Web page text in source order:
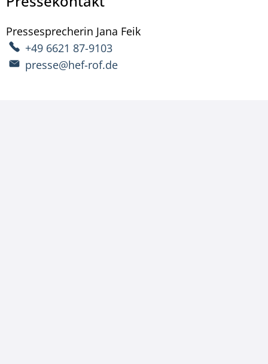
Pressesprecherin Jana Feik
+49 6621 87-9103
presse@hef-rof.de